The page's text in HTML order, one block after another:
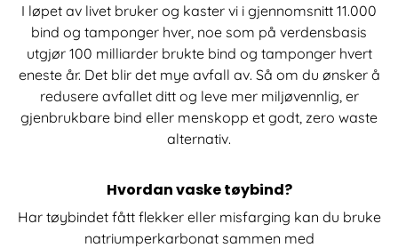
I løpet av livet bruker og kaster vi i gjennomsnitt 11.000
bind og tamponger hver, noe som på verdensbasis
utgjør 100 milliarder brukte bind og tamponger hvert
eneste år. Det blir det mye avfall av. Så om du ønsker å
redusere avfallet ditt og leve mer miljøvennlig, er
gjenbrukbare bind eller menskopp et godt, zero waste
alternativ.
Hvordan vaske tøybind?
Har tøybindet fått flekker eller misfarging kan du bruke
natriumperkarbonat sammen med